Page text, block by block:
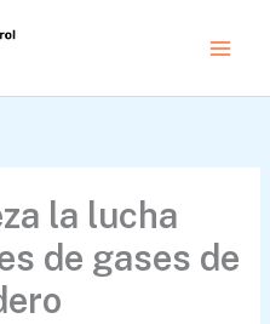
la lucha
de gases de